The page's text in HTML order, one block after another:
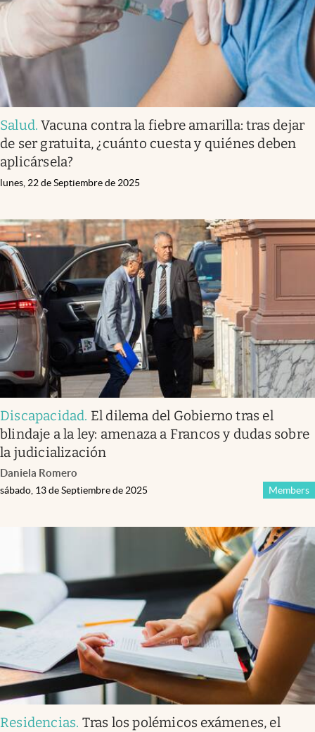
Salud.Vacuna contra la fiebre amarilla: tras dejar
de ser gratuita, ¿cuánto cuesta y quiénes deben
aplicársela?
lunes, 22 de Septiembre de 2025
Discapacidad. El dilema del Gobierno tras el
blindaje a la ley: amenaza a Francos y dudas sobre
la judicialización
Daniela Romero
Members
sábado, 13 de Septiembre de 2025
Residencias. Tras los polémicos exámenes, el